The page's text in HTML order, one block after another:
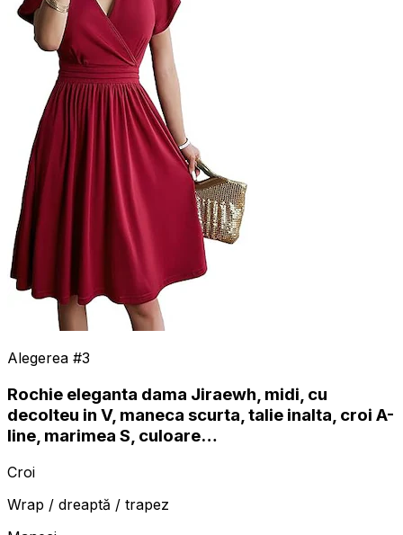
Alegerea #3
Rochie eleganta dama Jiraewh, midi, cu
decolteu in V, maneca scurta, talie inalta, croi A-
line, marimea S, culoare…
Croi
Wrap / dreaptă / trapez